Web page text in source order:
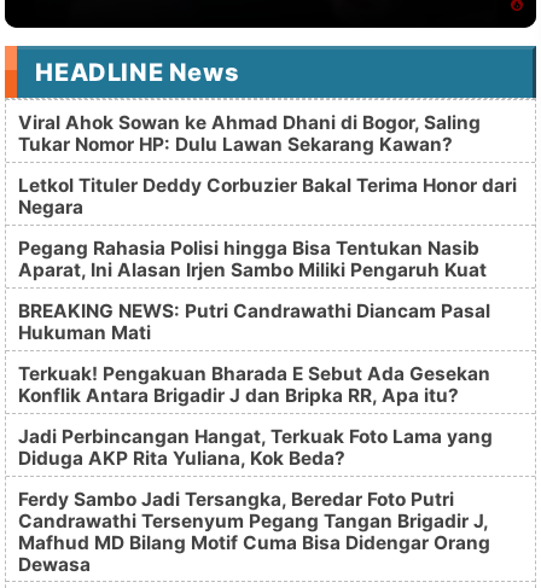
HEADLINE News
Viral Ahok Sowan ke Ahmad Dhani di Bogor, Saling
Tukar Nomor HP: Dulu Lawan Sekarang Kawan?
Letkol Tituler Deddy Corbuzier Bakal Terima Honor dari
Negara
Pegang Rahasia Polisi hingga Bisa Tentukan Nasib
Aparat, Ini Alasan Irjen Sambo Miliki Pengaruh Kuat
BREAKING NEWS: Putri Candrawathi Diancam Pasal
Hukuman Mati
Terkuak! Pengakuan Bharada E Sebut Ada Gesekan
Konflik Antara Brigadir J dan Bripka RR, Apa itu?
Jadi Perbincangan Hangat, Terkuak Foto Lama yang
Diduga AKP Rita Yuliana, Kok Beda?
Ferdy Sambo Jadi Tersangka, Beredar Foto Putri
Candrawathi Tersenyum Pegang Tangan Brigadir J,
Mafhud MD Bilang Motif Cuma Bisa Didengar Orang
Dewasa